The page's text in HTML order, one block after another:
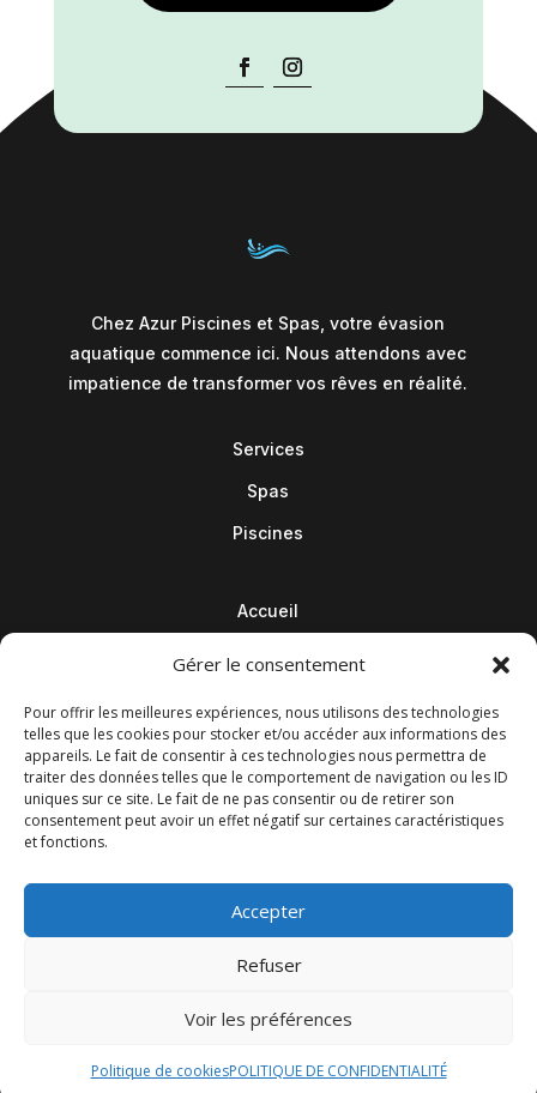
Gérer le consentement
Pour offrir les meilleures expériences, nous utilisons des technologies
telles que les cookies pour stocker et/ou accéder aux informations des
appareils. Le fait de consentir à ces technologies nous permettra de
traiter des données telles que le comportement de navigation ou les ID
uniques sur ce site. Le fait de ne pas consentir ou de retirer son
consentement peut avoir un effet négatif sur certaines caractéristiques
et fonctions.
Accepter
Refuser
Voir les préférences
Politique de cookiesPOLITIQUE DE CONFIDENTIALITÉ
Chez Azur Piscines et Spas, votre évasion
aquatique commence ici. Nous attendons avec
impatience de transformer vos rêves en réalité.
Services
Spas
Piscines
Accueil
© M Development 2026– Mentions légales